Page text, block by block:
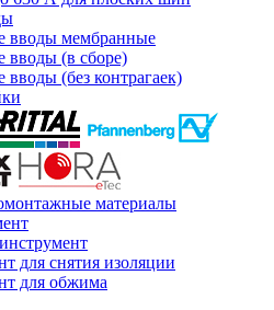
вводы мембранные
вводы (в сборе)
вводы (без контрагаек)
материалы
для снятия изоляции
для обжима